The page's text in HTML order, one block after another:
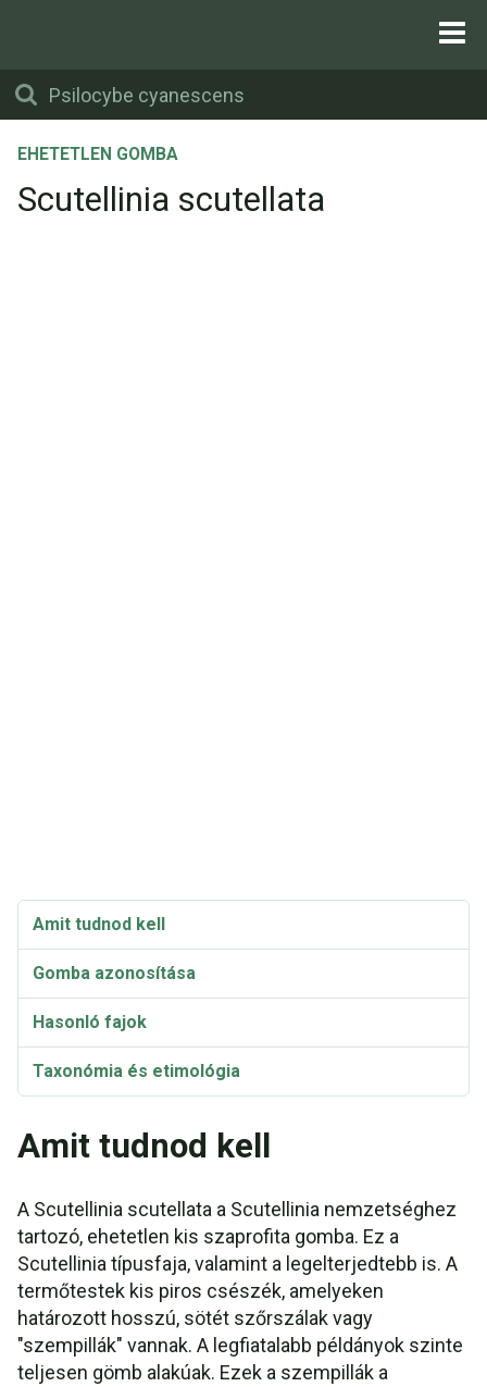
EHETETLEN GOMBA
Scutellinia scutellata
Amit tudnod kell
Gomba azonosítása
Hasonló fajok
Taxonómia és etimológia
Amit tudnod kell
A Scutellinia scutellata a Scutellinia nemzetséghez
tartozó, ehetetlen kis szaprofita gomba. Ez a
Scutellinia típusfaja, valamint a legelterjedtebb is. A
termőtestek kis piros csészék, amelyeken
határozott hosszú, sötét szőrszálak vagy
"szempillák" vannak. A legfiatalabb példányok szinte
teljesen gömb alakúak. Ezek a szempillák a